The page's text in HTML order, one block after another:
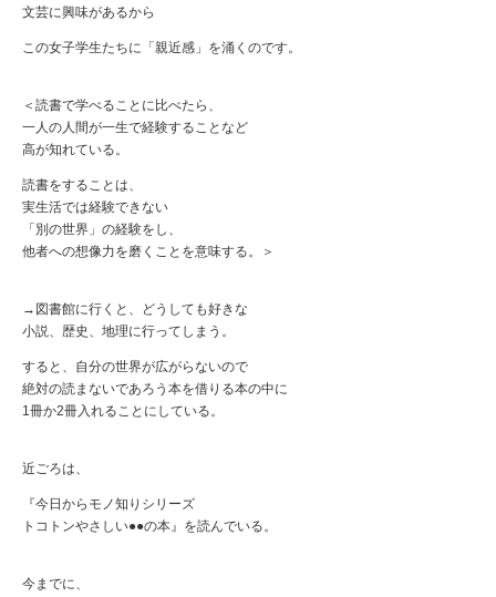
文芸に興味があるから
この女子学生たちに「親近感」を涌くのです。
＜読書で学べることに比べたら、
一人の人間が一生で経験することなど
高が知れている。
読書をすることは、
実生活では経験できない
「別の世界」の経験をし、
他者への想像力を磨くことを意味する。＞
→図書館に行くと、どうしても好きな
小説、歴史、地理に行ってしまう。
すると、自分の世界が広がらないので
絶対の読まないであろう本を借りる本の中に
1冊か2冊入れることにしている。
近ごろは、
『今日からモノ知りシリーズ
トコトンやさしい●●の本』を読んでいる。
今までに、